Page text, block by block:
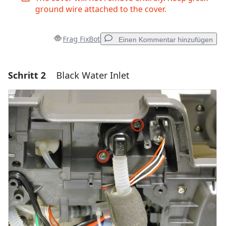
ground wire attached to the cover.
Frag FixBot Einen Kommentar hinzufügen
Einen Kommentar hinzufügen
Kommentar hinzufügen
Abbrechen Kommentieren
Schritt 2 Black Water Inlet